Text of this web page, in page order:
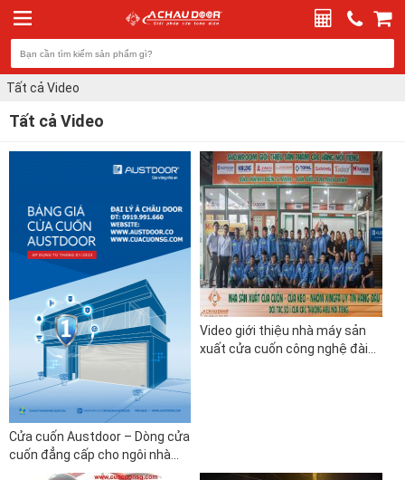
Tất cả Video
Tất cả Video
Cửa cuốn Austdoor – Dòng cửa
cuốn đẳng cấp cho ngôi nhà
Video giới thiệu nhà máy sản
xuất cửa cuốn công nghệ đài